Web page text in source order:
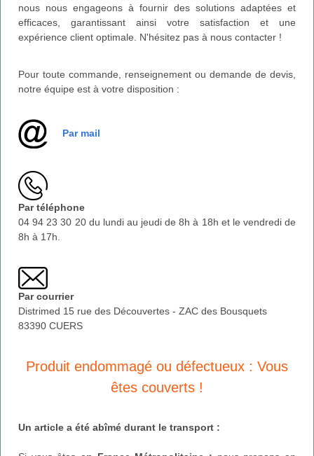
nous nous engageons à fournir des solutions adaptées et
efficaces, garantissant ainsi votre satisfaction et une
expérience client optimale. N'hésitez pas à nous contacter !
Pour toute commande, renseignement ou demande de devis,
notre équipe est à votre disposition :
Par mail
Par téléphone
04 94 23 30 20 du lundi au jeudi de 8h à 18h et le vendredi de
8h à 17h.
Par courrier
Distrimed 15 rue des Découvertes - ZAC des Bousquets
83390 CUERS
Produit endommagé ou défectueux : Vous
êtes couverts !
Un article a été abîmé durant le transport :